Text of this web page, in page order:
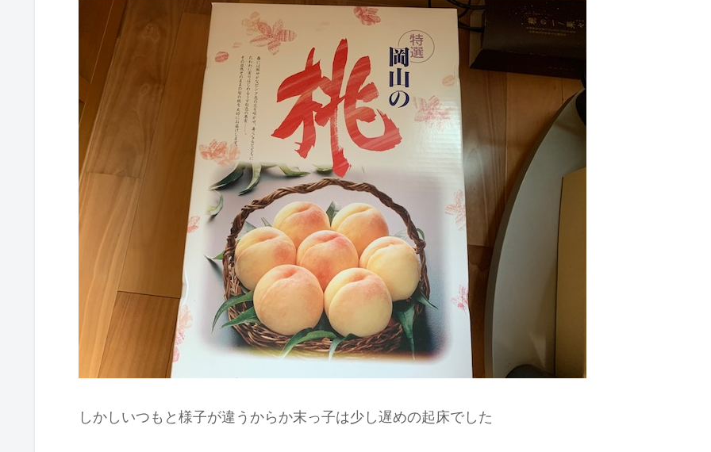
しかしいつもと様子が違うからか末っ子は少し遅めの起床でした